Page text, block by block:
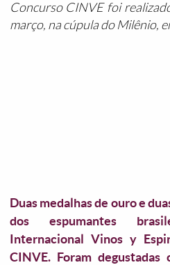
Concurso CINVE foi
março, na cúpula do Milênio,
Duas medalhas de ouro e
dos espumantes
Internacional Vinos y
CINVE. Foram